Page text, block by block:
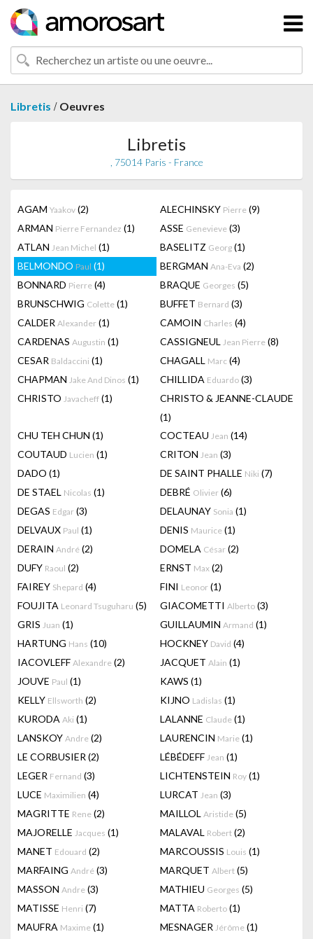
Libretis / Oeuvres
Libretis
, 75014 Paris - France
AGAM Yaakov (2) ALECHINSKY Pierre (9)
ARMAN Pierre Fernandez (1) ASSE Genevieve (3)
ATLAN Jean Michel (1) BASELITZ Georg (1)
BELMONDO Paul (1) BERGMAN Ana-Eva (2)
BONNARD Pierre (4) BRAQUE Georges (5)
BRUNSCHWIG Colette (1) BUFFET Bernard (3)
CALDER Alexander (1) CAMOIN Charles (4)
CARDENAS Augustin (1) CASSIGNEUL Jean Pierre (8)
CESAR Baldaccini (1) CHAGALL Marc (4)
CHAPMAN Jake And Dinos (1) CHILLIDA Eduardo (3)
CHRISTO Javacheff (1)
CHRISTO & JEANNE-CLAUDE
(1)
CHU TEH CHUN (1) COCTEAU Jean (14)
COUTAUD Lucien (1) CRITON Jean (3)
DADO (1) DE SAINT PHALLE Niki (7)
DE STAEL Nicolas (1) DEBRÉ Olivier (6)
DEGAS Edgar (3) DELAUNAY Sonia (1)
DELVAUX Paul (1) DENIS Maurice (1)
DERAIN André (2) DOMELA César (2)
DUFY Raoul (2) ERNST Max (2)
FAIREY Shepard (4) FINI Leonor (1)
FOUJITA Leonard Tsuguharu (5) GIACOMETTI Alberto (3)
GRIS Juan (1) GUILLAUMIN Armand (1)
HARTUNG Hans (10) HOCKNEY David (4)
IACOVLEFF Alexandre (2) JACQUET Alain (1)
JOUVE Paul (1) KAWS (1)
KELLY Ellsworth (2) KIJNO Ladislas (1)
KURODA Aki (1) LALANNE Claude (1)
LANSKOY Andre (2) LAURENCIN Marie (1)
LE CORBUSIER (2) LÉBÉDEFF Jean (1)
LEGER Fernand (3) LICHTENSTEIN Roy (1)
LUCE Maximilien (4) LURCAT Jean (3)
MAGRITTE Rene (2) MAILLOL Aristide (5)
MAJORELLE Jacques (1) MALAVAL Robert (2)
MANET Edouard (2) MARCOUSSIS Louis (1)
MARFAING André (3) MARQUET Albert (5)
MASSON Andre (3) MATHIEU Georges (5)
MATISSE Henri (7) MATTA Roberto (1)
MAUFRA Maxime (1) MESNAGER Jérôme (1)